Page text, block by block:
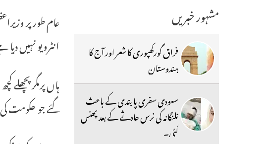
عام طور پر
انٹرویو نہیں
ہاں پرمگر
گئے جو حکومت
مشہور خبریں
فراق گورکھپوری کا شعر اور آج کا
ہندوستان
سعودی سفری پابندی کے باعث
تلنگانہ کی نرس حادثے کے بعد پھنس
گئی۔